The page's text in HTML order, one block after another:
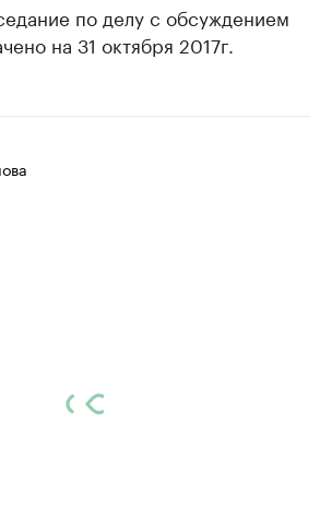
по делу с обсуждением
на 31 октября 2017г.